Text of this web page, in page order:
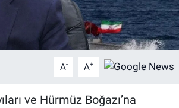
A- A+
ve Hürmüz Boğazı’na